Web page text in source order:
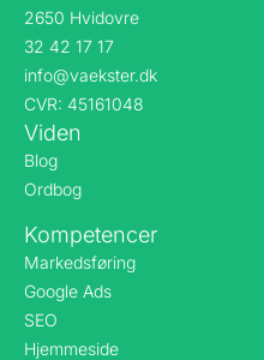
2650 Hvidovre
32 42 17 17
info@vaekster.dk
CVR: 45161048
Viden
Blog
Ordbog
Kompetencer
Markedsføring
Google Ads
SEO
Hjemmeside